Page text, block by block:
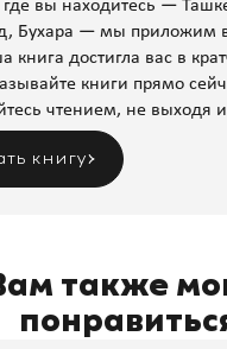
вы находитесь —
Бухара — мы приложим
книга достигла вас в
книги прямо
чтением, не выходя
книгу
также